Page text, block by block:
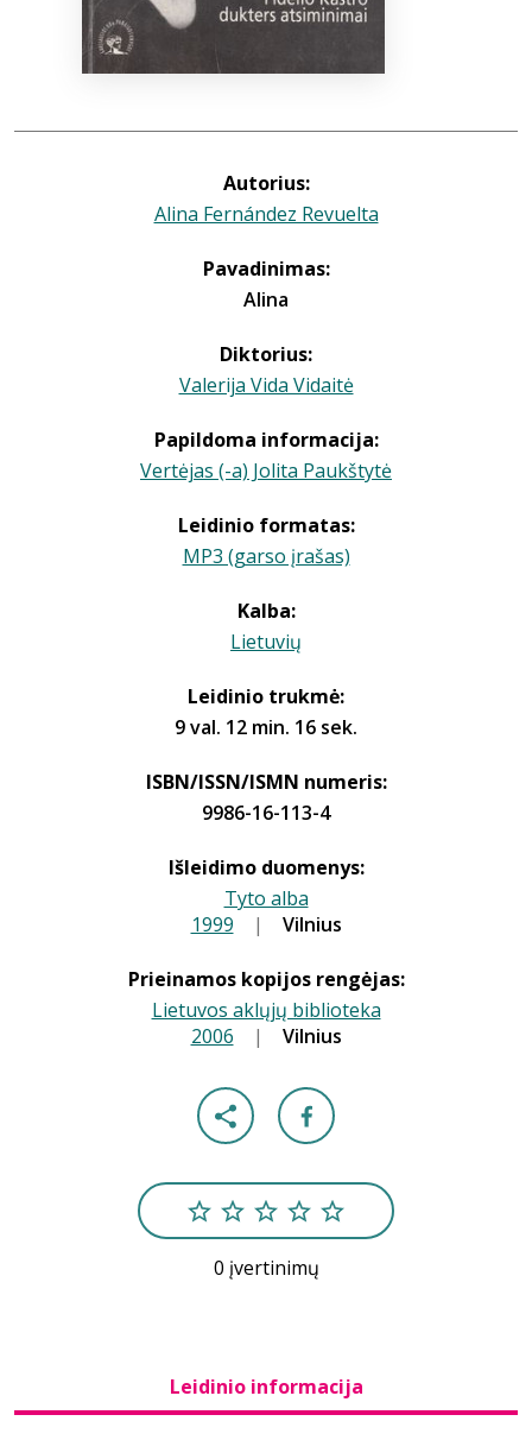
Autorius:
Alina Fernández Revuelta
Pavadinimas:
Alina
Diktorius:
Valerija Vida Vidaitė
Papildoma informacija:
Vertėjas (-a) Jolita Paukštytė
Leidinio formatas:
MP3 (garso įrašas)
Kalba:
Lietuvių
Leidinio trukmė:
9 val. 12 min. 16 sek.
ISBN/ISSN/ISMN numeris:
9986-16-113-4
Išleidimo duomenys:
Tyto alba
1999 | Vilnius
Prieinamos kopijos rengėjas:
Lietuvos aklųjų biblioteka
2006 | Vilnius
0 įvertinimų
Leidinio informacija